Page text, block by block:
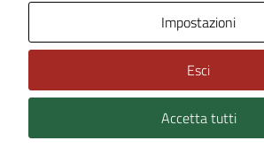
Technical Design s.r.l.
Impostazioni
Esci
Accetta tutti